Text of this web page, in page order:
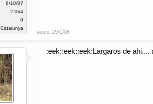
8/10/07
2.064
0
Catalunya
sboni 29/1/08
:eek::eek::eek:Largaros de ahi....